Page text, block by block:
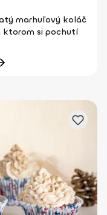
marhuľový koláč
ktorom si pochutí